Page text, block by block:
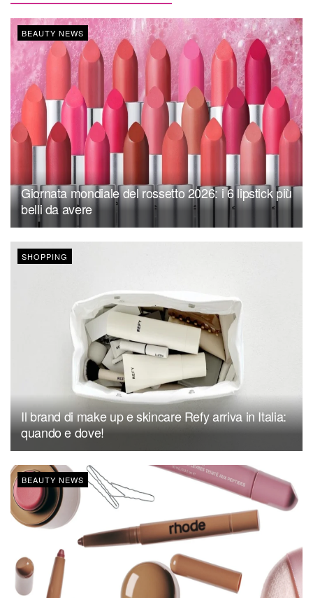
BEAUTY NEWS
Giornata mondiale del rossetto 2026: i 6 lipstick più
belli da avere
SHOPPING
Il brand di make up e skincare Refy arriva in Italia:
quando e dove!
BEAUTY NEWS